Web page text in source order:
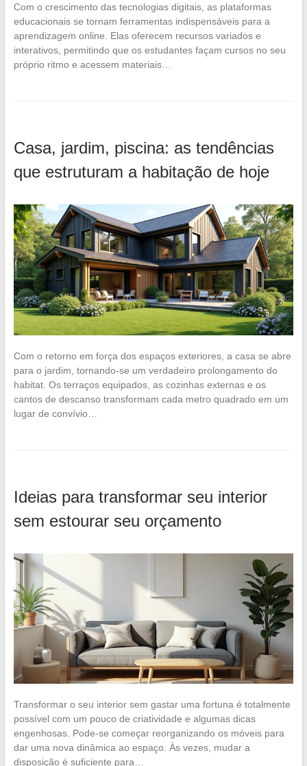
Com o crescimento das tecnologias digitais, as plataformas
educacionais se tornam ferramentas indispensáveis para a
aprendizagem online. Elas oferecem recursos variados e
interativos, permitindo que os estudantes façam cursos no seu
próprio ritmo e acessem materiais…
Casa, jardim, piscina: as tendências
que estruturam a habitação de hoje
Com o retorno em força dos espaços exteriores, a casa se abre
para o jardim, tornando-se um verdadeiro prolongamento do
habitat. Os terraços equipados, as cozinhas externas e os
cantos de descanso transformam cada metro quadrado em um
lugar de convívio…
Ideias para transformar seu interior
sem estourar seu orçamento
Transformar o seu interior sem gastar uma fortuna é totalmente
possível com um pouco de criatividade e algumas dicas
engenhosas. Pode-se começar reorganizando os móveis para
dar uma nova dinâmica ao espaço. Às vezes, mudar a
disposição é suficiente para…